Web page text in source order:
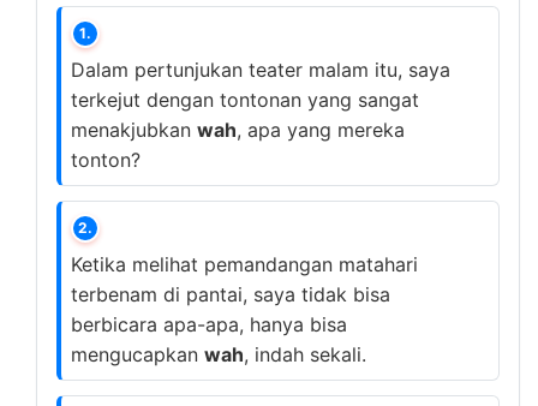
1.
Dalam pertunjukan teater malam itu, saya
terkejut dengan tontonan yang sangat
menakjubkan wah, apa yang mereka
tonton?
2.
Ketika melihat pemandangan matahari
terbenam di pantai, saya tidak bisa
berbicara apa-apa, hanya bisa
mengucapkan wah, indah sekali.